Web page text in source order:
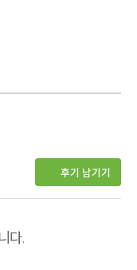
후기 남기기
다.